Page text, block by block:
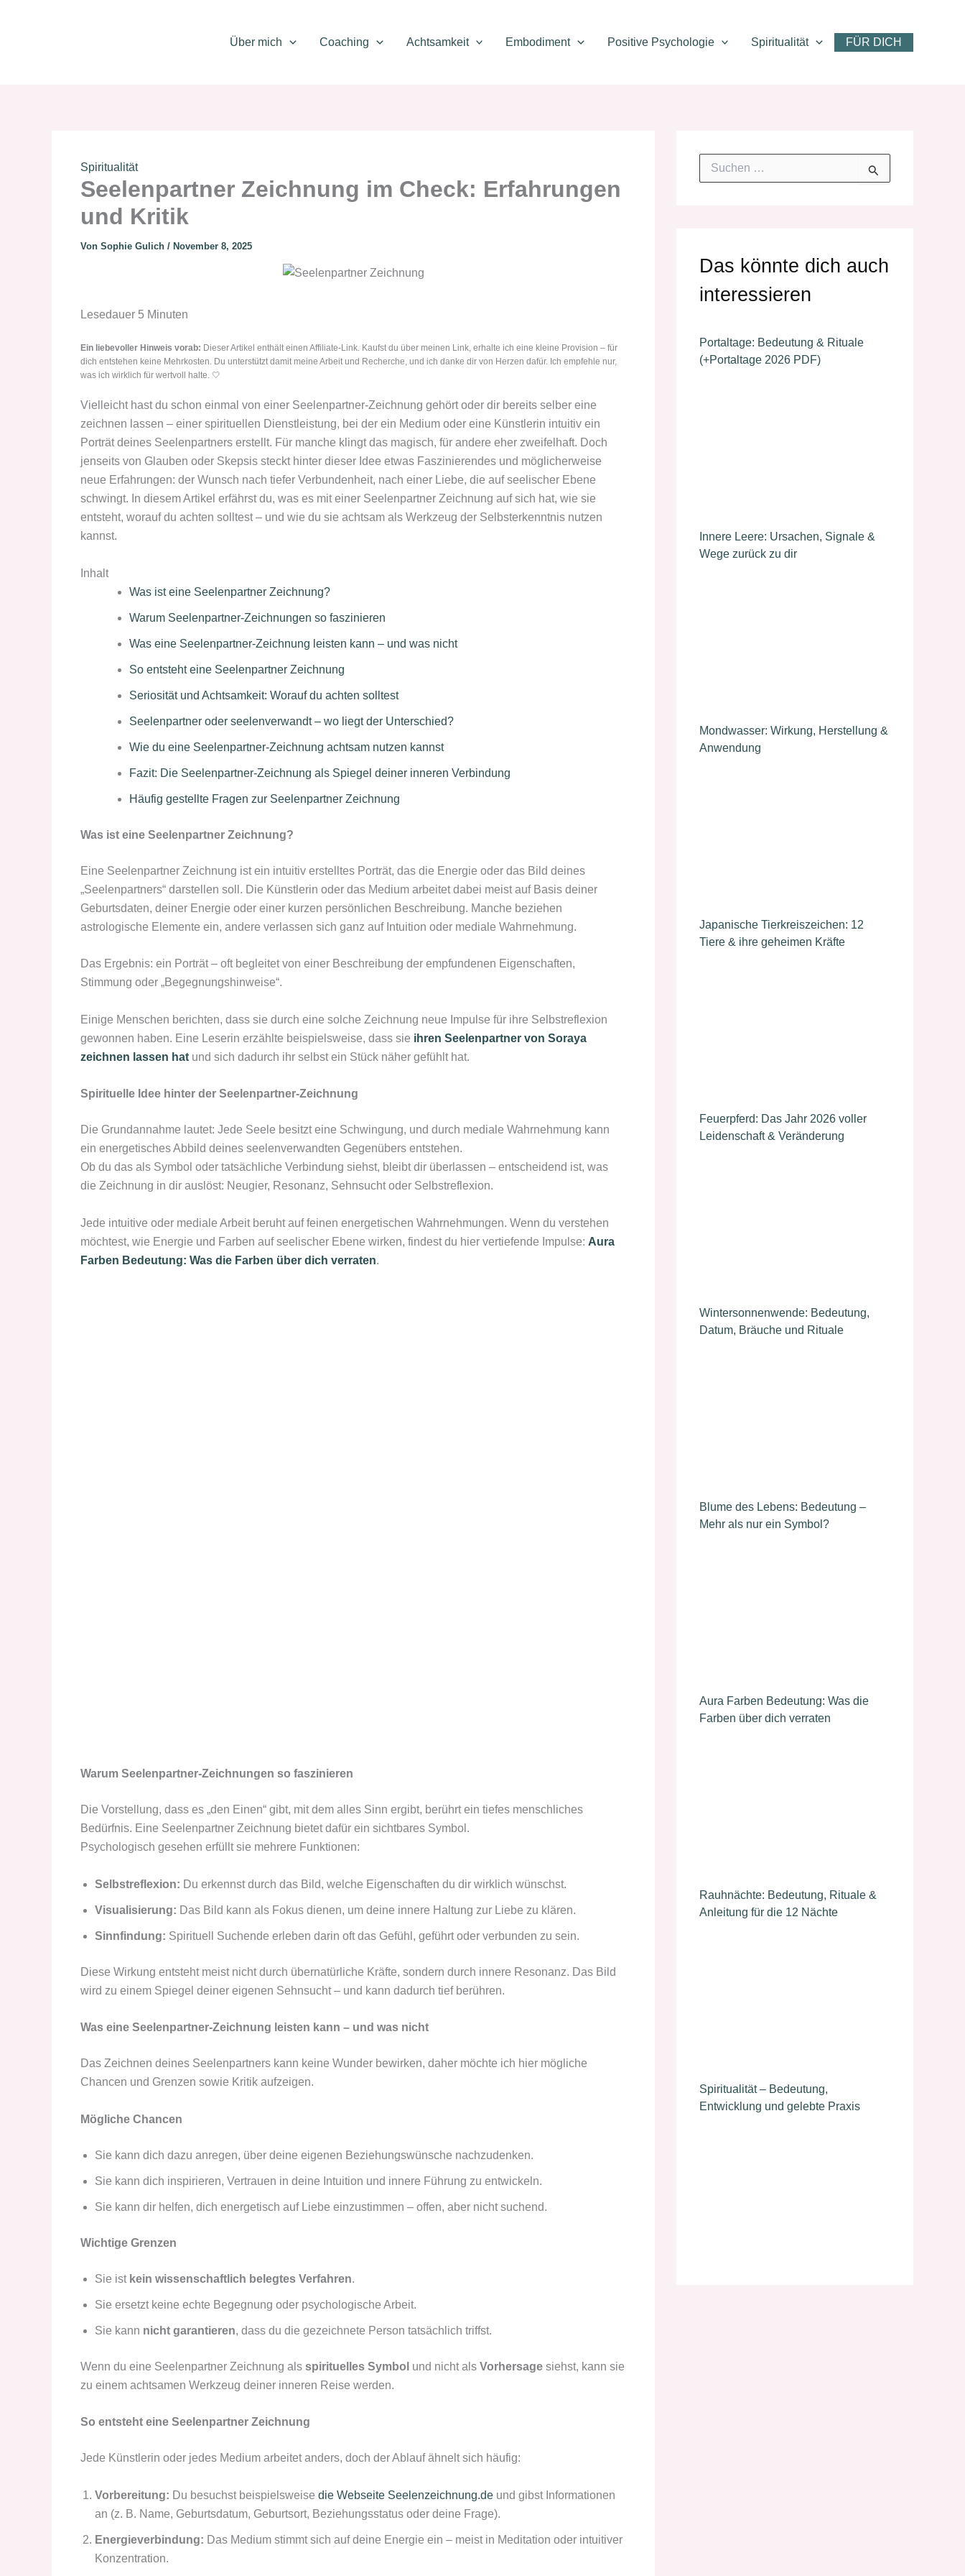
Über mich Coaching Achtsamkeit Embodiment Positive Psychologie Spiritualität FÜR DICH
Spiritualität
Seelenpartner Zeichnung im Check: Erfahrungen
und Kritik
Von Sophie Gulich / November 8, 2025
Lesedauer 5 Minuten
Ein liebevoller Hinweis vorab: Dieser Artikel enthält einen Affiliate-Link. Kaufst du über meinen Link, erhalte ich eine kleine Provision – für
dich entstehen keine Mehrkosten. Du unterstützt damit meine Arbeit und Recherche, und ich danke dir von Herzen dafür. Ich empfehle nur,
was ich wirklich für wertvoll halte. 🤍
Vielleicht hast du schon einmal von einer Seelenpartner-Zeichnung gehört oder dir bereits selber eine
zeichnen lassen – einer spirituellen Dienstleistung, bei der ein Medium oder eine Künstlerin intuitiv ein
Porträt deines Seelenpartners erstellt. Für manche klingt das magisch, für andere eher zweifelhaft. Doch
jenseits von Glauben oder Skepsis steckt hinter dieser Idee etwas Faszinierendes und möglicherweise
neue Erfahrungen: der Wunsch nach tiefer Verbundenheit, nach einer Liebe, die auf seelischer Ebene
schwingt. In diesem Artikel erfährst du, was es mit einer Seelenpartner Zeichnung auf sich hat, wie sie
entsteht, worauf du achten solltest – und wie du sie achtsam als Werkzeug der Selbsterkenntnis nutzen
kannst.
Inhalt
Was ist eine Seelenpartner Zeichnung?
Warum Seelenpartner-Zeichnungen so faszinieren
Was eine Seelenpartner-Zeichnung leisten kann – und was nicht
So entsteht eine Seelenpartner Zeichnung
Seriosität und Achtsamkeit: Worauf du achten solltest
Seelenpartner oder seelenverwandt – wo liegt der Unterschied?
Wie du eine Seelenpartner-Zeichnung achtsam nutzen kannst
Fazit: Die Seelenpartner-Zeichnung als Spiegel deiner inneren Verbindung
Häufig gestellte Fragen zur Seelenpartner Zeichnung
Was ist eine Seelenpartner Zeichnung?
Eine Seelenpartner Zeichnung ist ein intuitiv erstelltes Porträt, das die Energie oder das Bild deines
„Seelenpartners“ darstellen soll. Die Künstlerin oder das Medium arbeitet dabei meist auf Basis deiner
Geburtsdaten, deiner Energie oder einer kurzen persönlichen Beschreibung. Manche beziehen
astrologische Elemente ein, andere verlassen sich ganz auf Intuition oder mediale Wahrnehmung.
Das Ergebnis: ein Porträt – oft begleitet von einer Beschreibung der empfundenen Eigenschaften,
Stimmung oder „Begegnungshinweise“.
Einige Menschen berichten, dass sie durch eine solche Zeichnung neue Impulse für ihre Selbstreflexion
gewonnen haben. Eine Leserin erzählte beispielsweise, dass sie ihren Seelenpartner von Soraya
zeichnen lassen hat und sich dadurch ihr selbst ein Stück näher gefühlt hat.
Spirituelle Idee hinter der Seelenpartner-Zeichnung
Die Grundannahme lautet: Jede Seele besitzt eine Schwingung, und durch mediale Wahrnehmung kann
ein energetisches Abbild deines seelenverwandten Gegenübers entstehen.
Ob du das als Symbol oder tatsächliche Verbindung siehst, bleibt dir überlassen – entscheidend ist, was
die Zeichnung in dir auslöst: Neugier, Resonanz, Sehnsucht oder Selbstreflexion.
Jede intuitive oder mediale Arbeit beruht auf feinen energetischen Wahrnehmungen. Wenn du verstehen
möchtest, wie Energie und Farben auf seelischer Ebene wirken, findest du hier vertiefende Impulse: Aura
Farben Bedeutung: Was die Farben über dich verraten.
Warum Seelenpartner-Zeichnungen so faszinieren
Die Vorstellung, dass es „den Einen“ gibt, mit dem alles Sinn ergibt, berührt ein tiefes menschliches
Bedürfnis. Eine Seelenpartner Zeichnung bietet dafür ein sichtbares Symbol.
Psychologisch gesehen erfüllt sie mehrere Funktionen:
Selbstreflexion: Du erkennst durch das Bild, welche Eigenschaften du dir wirklich wünschst.
Visualisierung: Das Bild kann als Fokus dienen, um deine innere Haltung zur Liebe zu klären.
Sinnfindung: Spirituell Suchende erleben darin oft das Gefühl, geführt oder verbunden zu sein.
Diese Wirkung entsteht meist nicht durch übernatürliche Kräfte, sondern durch innere Resonanz. Das Bild
wird zu einem Spiegel deiner eigenen Sehnsucht – und kann dadurch tief berühren.
Was eine Seelenpartner-Zeichnung leisten kann – und was nicht
Das Zeichnen deines Seelenpartners kann keine Wunder bewirken, daher möchte ich hier mögliche
Chancen und Grenzen sowie Kritik aufzeigen.
Mögliche Chancen
Sie kann dich dazu anregen, über deine eigenen Beziehungswünsche nachzudenken.
Sie kann dich inspirieren, Vertrauen in deine Intuition und innere Führung zu entwickeln.
Sie kann dir helfen, dich energetisch auf Liebe einzustimmen – offen, aber nicht suchend.
Wichtige Grenzen
Sie ist kein wissenschaftlich belegtes Verfahren.
Sie ersetzt keine echte Begegnung oder psychologische Arbeit.
Sie kann nicht garantieren, dass du die gezeichnete Person tatsächlich triffst.
Wenn du eine Seelenpartner Zeichnung als spirituelles Symbol und nicht als Vorhersage siehst, kann sie
zu einem achtsamen Werkzeug deiner inneren Reise werden.
So entsteht eine Seelenpartner Zeichnung
Jede Künstlerin oder jedes Medium arbeitet anders, doch der Ablauf ähnelt sich häufig:
Vorbereitung: Du besuchst beispielsweise die Webseite Seelenzeichnung.de und gibst Informationen
an (z. B. Name, Geburtsdatum, Geburtsort, Beziehungsstatus oder deine Frage).
Energieverbindung: Das Medium stimmt sich auf deine Energie ein – meist in Meditation oder intuitiver
Konzentration.
u
a
Das könnte dich auch
interessieren
Portaltage: Bedeutung & Rituale
(+Portaltage 2026 PDF)
Innere Leere: Ursachen, Signale &
Wege zurück zu dir
Mondwasser: Wirkung, Herstellung &
Anwendung
Japanische Tierkreiszeichen: 12
Tiere & ihre geheimen Kräfte
Feuerpferd: Das Jahr 2026 voller
Leidenschaft & Veränderung
Wintersonnenwende: Bedeutung,
Datum, Bräuche und Rituale
Blume des Lebens: Bedeutung –
Mehr als nur ein Symbol?
Aura Farben Bedeutung: Was die
Farben über dich verraten
Rauhnächte: Bedeutung, Rituale &
Anleitung für die 12 Nächte
Spiritualität – Bedeutung,
Entwicklung und gelebte Praxis